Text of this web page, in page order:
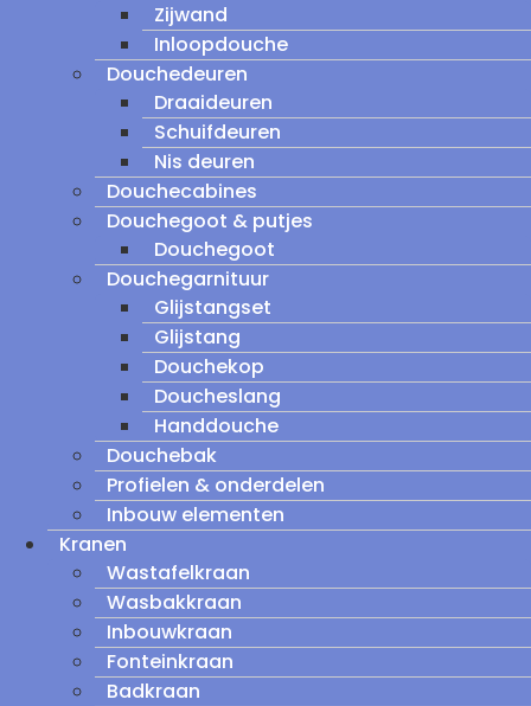
Zijwand
Inloopdouche
Douchedeuren
Draaideuren
Schuifdeuren
Nis deuren
Douchecabines
Douchegoot & putjes
Douchegoot
Douchegarnituur
Glijstangset
Glijstang
Douchekop
Doucheslang
Handdouche
Douchebak
Profielen & onderdelen
Inbouw elementen
Kranen
Wastafelkraan
Wasbakkraan
Inbouwkraan
Fonteinkraan
Badkraan